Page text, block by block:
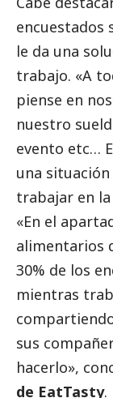
encuestados
le da una
trabajo. «A
piense en
nuestro
evento etc…
una
trabajar en la
«En el
alimentarios
30% de los
mientras
sus
hacerlo»,
de EatTasty.